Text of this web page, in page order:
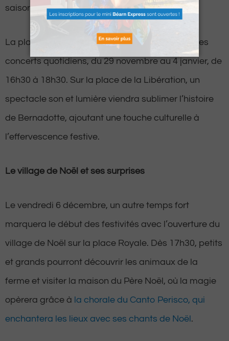
saison.
La place Clémenceau accueillera également des
concerts quotidiens, du 29 novembre au 4 janvier, de
16h30 à 18h30. Sur la place de la Libération, un
spectacle son et lumière viendra sublimer l’histoire
de Bernadotte, ajoutant une touche culturelle à
l’effervescence festive.
Le village de Noël et ses surprises
Le vendredi 6 décembre, un autre temps fort
marquera le début des festivités avec l’ouverture du
village de Noël sur la place Royale. Dès 17h30, petits
et grands pourront découvrir les animaux de la
ferme et visiter la maison du Père Noël, où la magie
opèrera grâce à la chorale du Canto Perisco, qui
enchantera les lieux avec ses chants de Noël .